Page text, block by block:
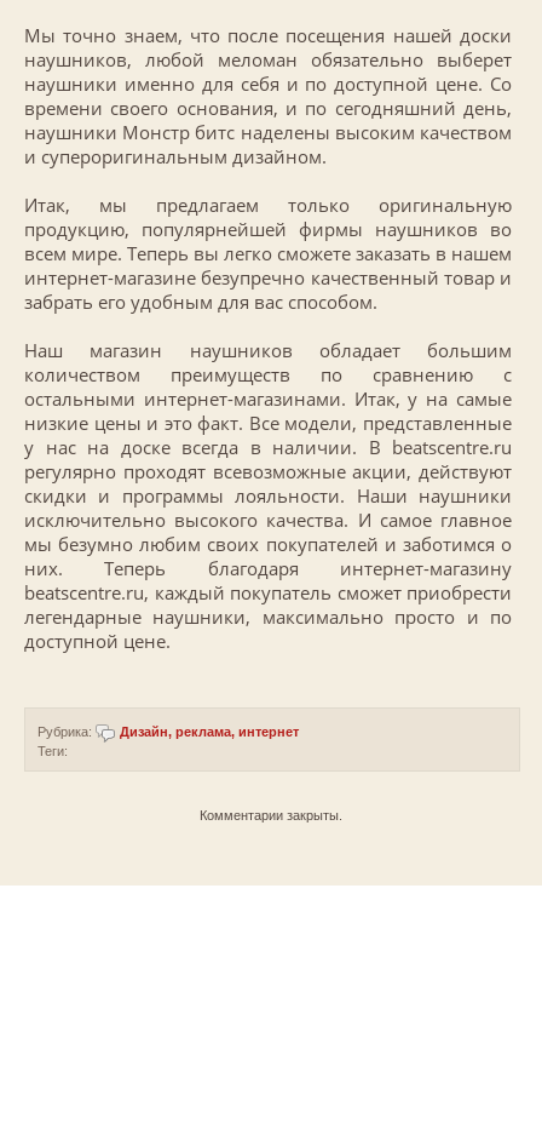
Мы точно знаем, что после посещения нашей доски
наушников, любой меломан обязательно выберет
наушники именно для себя и по доступной цене. Со
времени своего основания, и по сегодняшний день,
наушники Монстр битс наделены высоким качеством
и супероригинальным дизайном.
Итак, мы предлагаем только оригинальную
продукцию, популярнейшей фирмы наушников во
всем мире. Теперь вы легко сможете заказать в нашем
интернет-магазине безупречно качественный товар и
забрать его удобным для вас способом.
Наш магазин наушников обладает большим
количеством преимуществ по сравнению с
остальными интернет-магазинами. Итак, у на самые
низкие цены и это факт. Все модели, представленные
у нас на доске всегда в наличии. В beatscentre.ru
регулярно проходят всевозможные акции, действуют
скидки и программы лояльности. Наши наушники
исключительно высокого качества. И самое главное
мы безумно любим своих покупателей и заботимся о
них. Теперь благодаря интернет-магазину
beatscentre.ru, каждый покупатель сможет приобрести
легендарные наушники, максимально просто и по
доступной цене.
Рубрика:
Дизайн, реклама, интернет
Теги:
Комментарии закрыты.